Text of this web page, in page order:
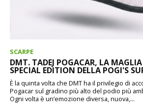
SCARPE
DMT. TADEJ POGACAR, LA
SPECIAL EDITION DELLA POGI'S
È la quinta volta che DMT ha il privilegio di
Pogacar sul gradino più alto del podio più
Ogni volta è un’emozione diversa, nuova,...